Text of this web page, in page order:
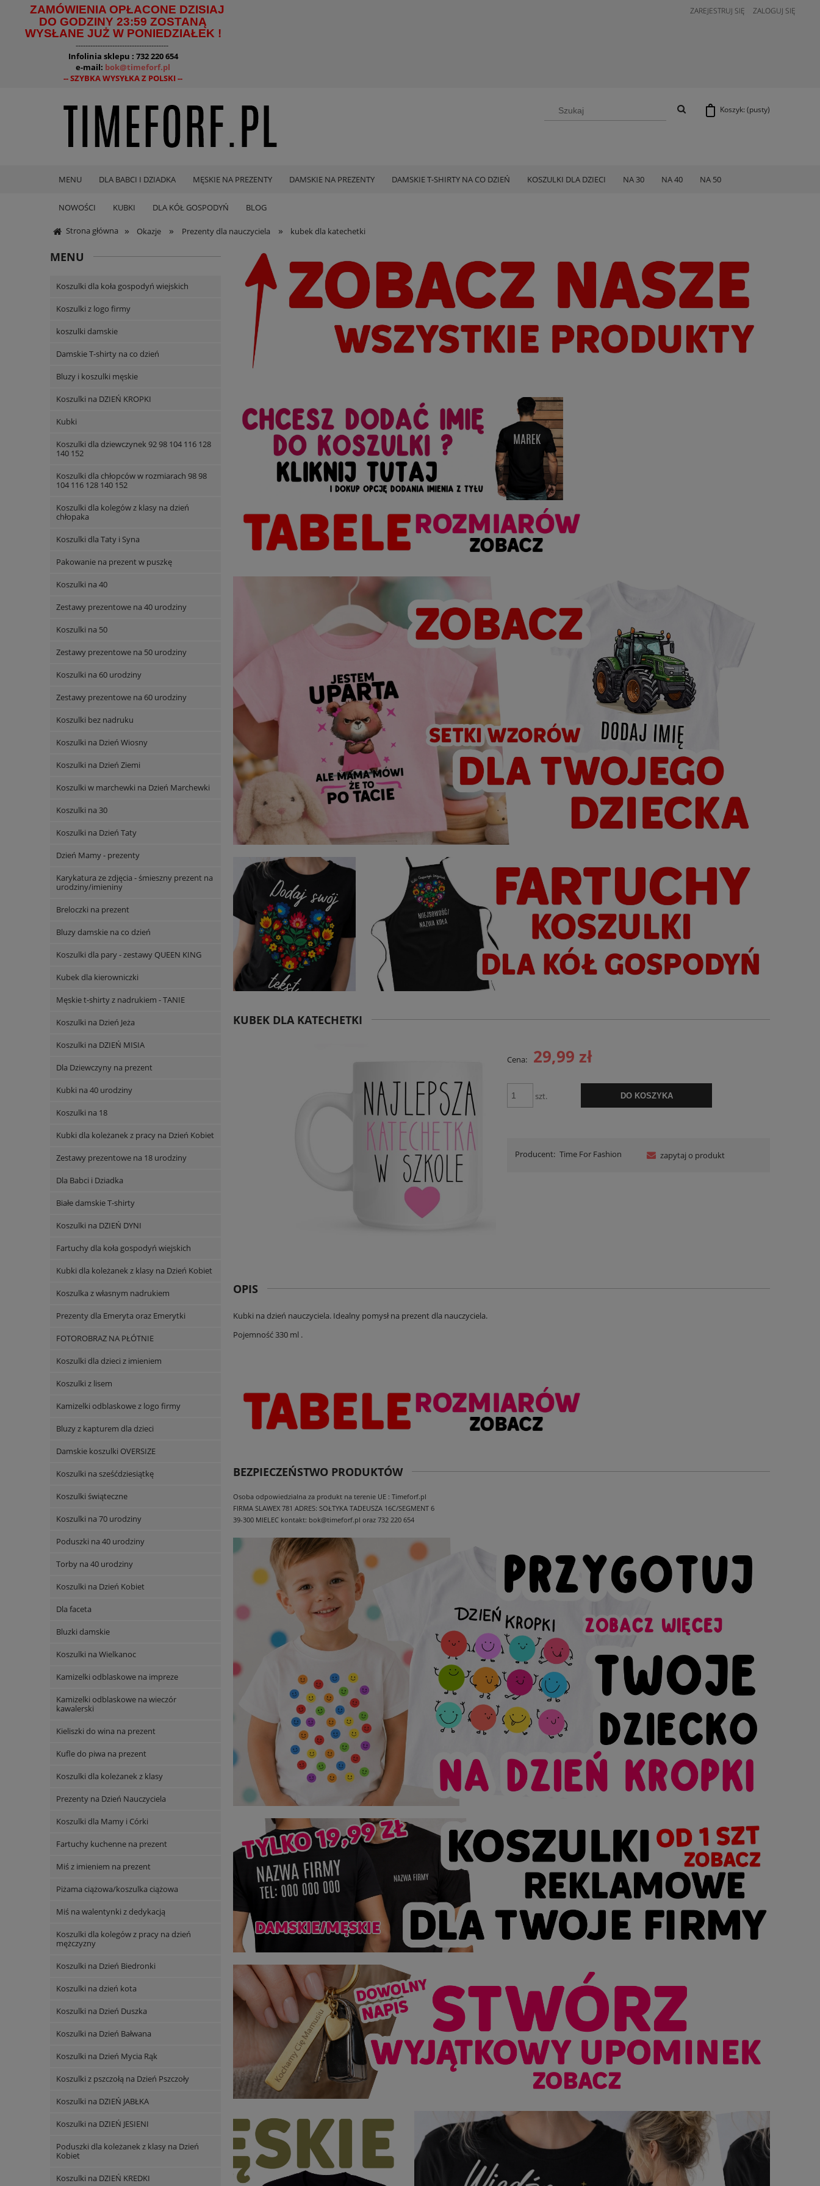
ZAMÓWIENIA OPŁACONE DZISIAJ
DO GODZINY 23:59 ZOSTANĄ
WYSŁANE JUŻ W PONIEDZIAŁEK !
--------------------------------------
Infolinia sklepu : 732 220 654
e-mail: bok@timeforf.pl
-- SZYBKA WYSYŁKA Z POLSKI --
ZAREJESTRUJ SIĘ ZALOGUJ SIĘ
Koszyk: (pusty)
MENU DLA BABCI I DZIADKA MĘSKIE NA PREZENTY DAMSKIE NA PREZENTY DAMSKIE T-SHIRTY NA CO DZIEŃ KOSZULKI DLA DZIECI NA 30 NA 40 NA 50
NOWOŚCI KUBKI DLA KÓŁ GOSPODYŃ BLOG
Strona główna » Okazje » Prezenty dla nauczyciela » kubek dla katechetki
MENU
Koszulki dla koła gospodyń wiejskich
Koszulki z logo firmy
koszulki damskie
Damskie T-shirty na co dzień
Bluzy i koszulki męskie
Koszulki na DZIEŃ KROPKI
Kubki
Koszulki dla dziewczynek 92 98 104 116 128
140 152
Koszulki dla chłopców w rozmiarach 98 98
104 116 128 140 152
Koszulki dla kolegów z klasy na dzień
chłopaka
Koszulki dla Taty i Syna
Pakowanie na prezent w puszkę
Koszulki na 40
Zestawy prezentowe na 40 urodziny
Koszulki na 50
Zestawy prezentowe na 50 urodziny
Koszulki na 60 urodziny
Zestawy prezentowe na 60 urodziny
Koszulki bez nadruku
Koszulki na Dzień Wiosny
Koszulki na Dzień Ziemi
Koszulki w marchewki na Dzień Marchewki
Koszulki na 30
Koszulki na Dzień Taty
Dzień Mamy - prezenty
Karykatura ze zdjęcia - śmieszny prezent na
urodziny/imieniny
Breloczki na prezent
Bluzy damskie na co dzień
Koszulki dla pary - zestawy QUEEN KING
Kubek dla kierowniczki
Męskie t-shirty z nadrukiem - TANIE
Koszulki na Dzień Jeża
Koszulki na DZIEŃ MISIA
Dla Dziewczyny na prezent
Kubki na 40 urodziny
Koszulki na 18
Kubki dla koleżanek z pracy na Dzień Kobiet
Zestawy prezentowe na 18 urodziny
Dla Babci i Dziadka
Białe damskie T-shirty
Koszulki na DZIEŃ DYNI
Fartuchy dla koła gospodyń wiejskich
Kubki dla koleżanek z klasy na Dzień Kobiet
Koszulka z własnym nadrukiem
Prezenty dla Emeryta oraz Emerytki
FOTOROBRAZ NA PŁÓTNIE
Koszulki dla dzieci z imieniem
Koszulki z lisem
Kamizelki odblaskowe z logo firmy
Bluzy z kapturem dla dzieci
Damskie koszulki OVERSIZE
Koszulki na sześćdziesiątkę
Koszulki świąteczne
Koszulki na 70 urodziny
Poduszki na 40 urodziny
Torby na 40 urodziny
Koszulki na Dzień Kobiet
Dla faceta
Bluzki damskie
Koszulki na Wielkanoc
Kamizelki odblaskowe na impreze
Kamizelki odblaskowe na wieczór
kawalerski
Kieliszki do wina na prezent
Kufle do piwa na prezent
Koszulki dla koleżanek z klasy
Prezenty na Dzień Nauczyciela
Koszulki dla Mamy i Córki
Fartuchy kuchenne na prezent
Miś z imieniem na prezent
Piżama ciążowa/koszulka ciążowa
Miś na walentynki z dedykacją
Koszulki dla kolegów z pracy na dzień
mężczyzny
Koszulki na Dzień Biedronki
Koszulki na dzień kota
Koszulki na Dzień Duszka
Koszulki na Dzień Bałwana
Koszulki na Dzień Mycia Rąk
Koszulki z pszczołą na Dzień Pszczoły
Koszulki na DZIEŃ JABŁKA
Koszulki na DZIEŃ JESIENI
Poduszki dla koleżanek z klasy na Dzień
Kobiet
Koszulki na DZIEŃ KREDKI
KUBEK DLA KATECHETKI
Cena: 29,99 zł
szt. DO KOSZYKA
Producent: Time For Fashion zapytaj o produkt
OPIS
Kubki na dzień nauczyciela. Idealny pomysł na prezent dla nauczyciela.
Pojemność 330 ml .
BEZPIECZEŃSTWO PRODUKTÓW
Osoba odpowiedzialna za produkt na terenie UE : Timeforf.pl
FIRMA SLAWEX 781 ADRES: SOŁTYKA TADEUSZA 16C/SEGMENT 6
39-300 MIELEC kontakt: bok@timeforf.pl oraz 732 220 654